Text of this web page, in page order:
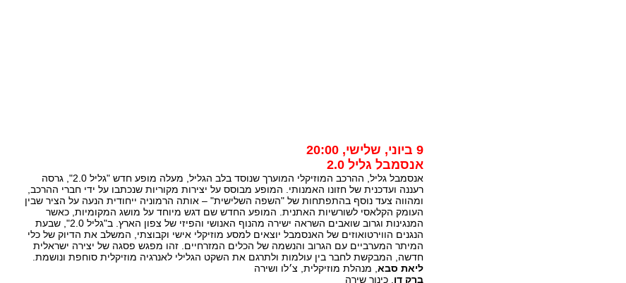
9 ביוני, שלישי, 20:00
אנסמבל גליל 2.0
אנסמבל גליל, ההרכב המוזיקלי המוערך שנוסד בלב הגליל, מעלה מופע חדש "גליל 2.0", גרסה
רעננה ועדכנית של חזונו האמנותי. המופע מבוסס על יצירות מקוריות שנכתבו על ידי חברי ההרכב,
ומהווה צעד נוסף בהתפתחות של "השפה השלישית" – אותה הרמוניה ייחודית הנעה על הציר שבין
העומק הקלאסי לשורשיות האתנית. המופע החדש שם דגש מיוחד על מושג המקומיות, כאשר
המנגינות וגרוב שואבים השראה ישירה מהנוף האנושי והפיזי של צפון הארץ. ב"גליל 2.0", שבעת
הנגנים הווירטואוזים של האנסמבל יוצאים למסע מוזיקלי אישי וקבוצתי, המשלב את הדיוק של כלי
המיתר המערביים עם הגרוב והנשמה של הכלים המזרחיים. זהו מפגש פסגה של יצירה ישראלית
חדשה, המבקשת לחבר בין עולמות ולתרגם את השקט הגלילי לאנרגיה מוזיקלית סוחפת ונושמת.
ליאת סבא , מנהלת מוזיקלית, צ׳לו ושירה
ברק דן , כינור שירה